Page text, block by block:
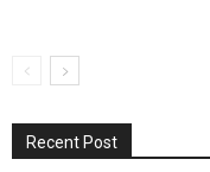
Recent Post